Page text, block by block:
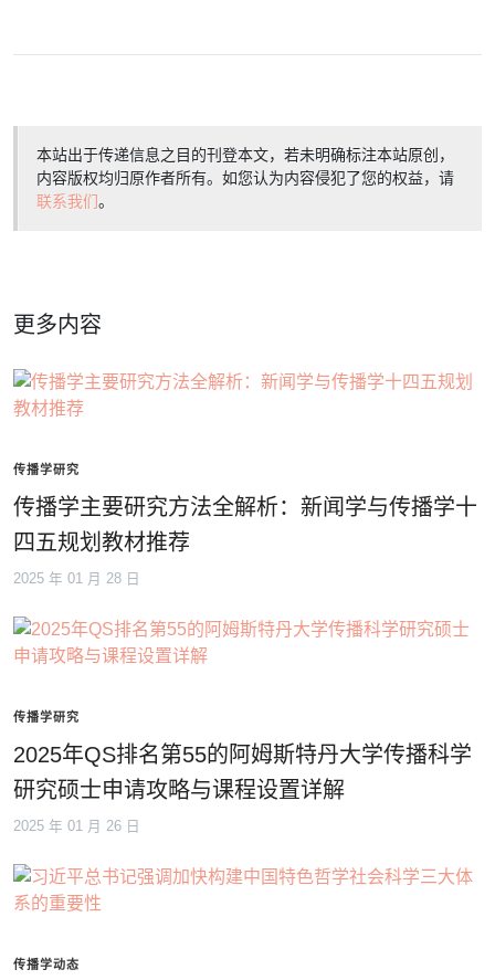
本站出于传递信息之目的刊登本文，若未明确标注本站原创，
内容版权均归原作者所有。如您认为内容侵犯了您的权益，请
联系我们。
更多内容
传播学研究
传播学主要研究方法全解析：新闻学与传播学十
四五规划教材推荐
2025 年 01 月 28 日
传播学研究
2025年QS排名第55的阿姆斯特丹大学传播科学
研究硕士申请攻略与课程设置详解
2025 年 01 月 26 日
传播学动态